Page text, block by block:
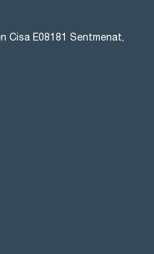
Cisa E08181 Sentmenat,